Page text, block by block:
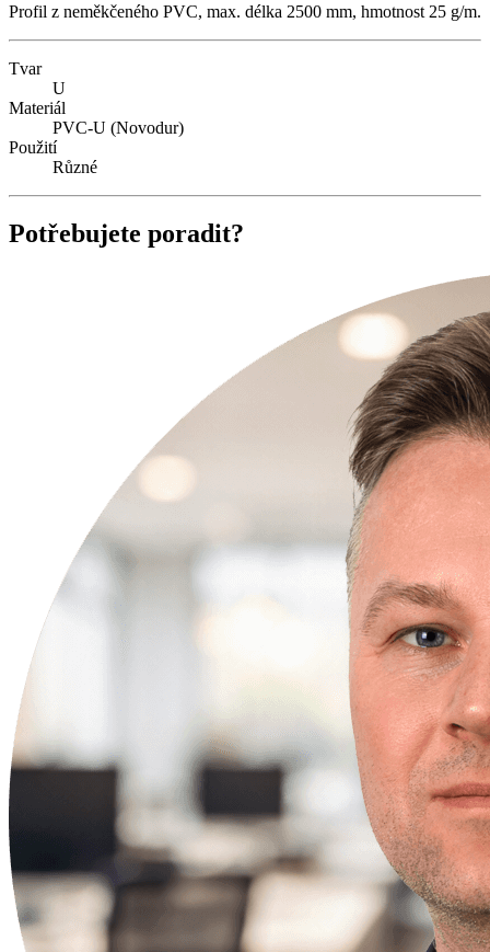
Profil z neměkčeného PVC, max. délka 2500 mm, hmotnost 25 g/m.
Tvar
U
Materiál
PVC-U (Novodur)
Použití
Různé
Potřebujete poradit?